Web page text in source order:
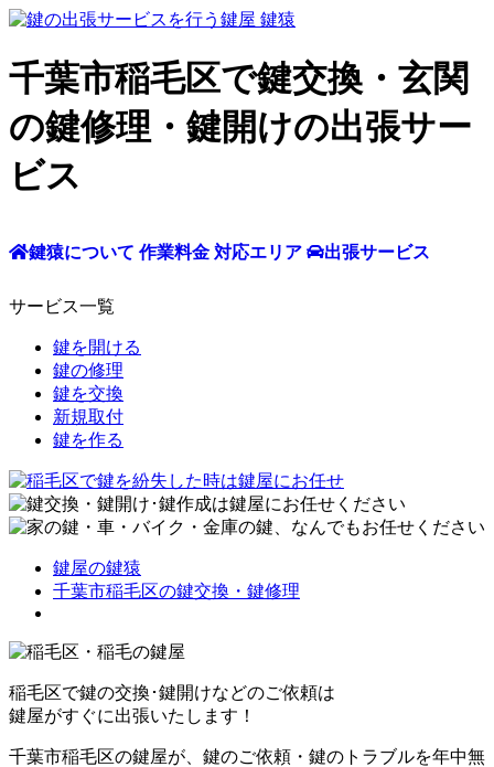
千葉市稲毛区で鍵交換・玄関
の鍵修理・鍵開けの出張サー
ビス
鍵猿について 作業料金 対応エリア 出張サービス
サービス一覧
鍵を開ける
鍵の修理
鍵を交換
新規取付
鍵を作る
鍵屋の鍵猿
千葉市稲毛区の鍵交換・鍵修理
稲毛区で鍵の交換･鍵開けなどのご依頼は
鍵屋がすぐに出張いたします！
千葉市稲毛区の鍵屋が、鍵のご依頼・鍵のトラブルを年中無